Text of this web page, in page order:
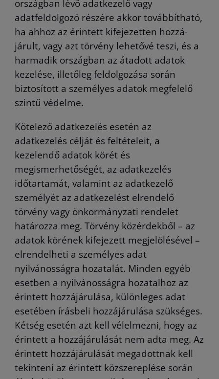
országban lévő adatkezelő vagy
adatfeldolgozó részére akkor továbbítható,
ha ahhoz az érintett kifejezetten hozzá-
járult, vagy azt törvény lehetővé teszi, és a
harmadik országban az átadott adatok
kezelése, illetőleg feldolgozása során
biztosított a személyes adatok megfelelő
szintű védelme.
Kötelező adatkezelés esetén az
adatkezelés célját és feltételeit, a
kezelendő adatok körét és
megismerhetőségét, az adatkezelés
időtartamát, valamint az adatkezelő
személyét az adatkezelést elrendelő
törvény vagy önkormányzati rendelet
határozza meg. Törvény közérdekből – az
adatok körének kifejezett megjelölésével –
elrendelheti a személyes adat
nyilvánosságra hozatalát. Minden egyéb
esetben a nyilvánosságra hozatalhoz az
érintett hozzájárulása, különleges adat
esetében írásbeli hozzájárulása szükséges.
Kétség esetén azt kell vélelmezni, hogy az
érintett a hozzájárulását nem adta meg. Az
érintett hozzájárulását megadottnak kell
tekinteni az érintett közszereplése során